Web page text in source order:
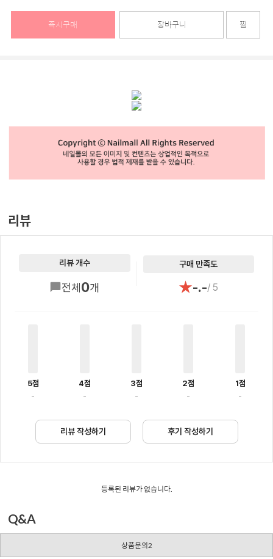
즉시구매 장바구니 찜
리뷰
리뷰 개수
전체0개
구매 만족도
★-.-/ 5
5점
-
4점
-
3점
-
2점
-
1점
-
리뷰 작성하기 후기 작성하기
등록된 리뷰가 없습니다.
Q&A
상품문의2